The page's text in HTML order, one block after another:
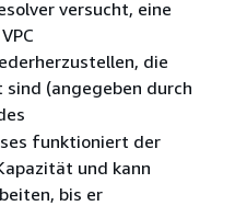
versucht, eine
die
(angegeben durch
funktioniert der
und kann
bis er